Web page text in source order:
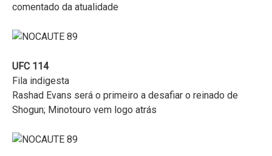
comentado da atualidade
UFC 114
Fila indigesta
Rashad Evans será o primeiro a desafiar o reinado de
Shogun; Minotouro vem logo atrás